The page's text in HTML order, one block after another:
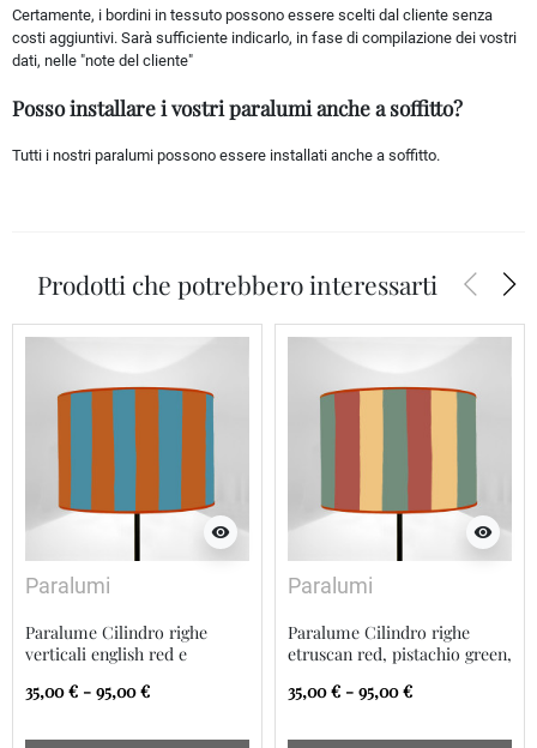
Certamente, i bordini in tessuto possono essere scelti dal cliente senza
costi aggiuntivi. Sarà sufficiente indicarlo, in fase di compilazione dei vostri
dati, nelle "note del cliente"
Posso installare i vostri paralumi anche a soffitto?
Tutti i nostri paralumi possono essere installati anche a soffitto.
Prodotti che potrebbero interessarti arrow_back_ios arrow_forward_ios
visibility
Paralumi
Paralume Cilindro righe
verticali english red e
35,00 € - 95,00 €
visibility
Paralumi
Paralume Cilindro righe
etruscan red, pistachio green,
35,00 € - 95,00 €